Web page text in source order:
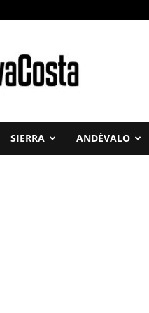
SIERRA ANDÉVALO